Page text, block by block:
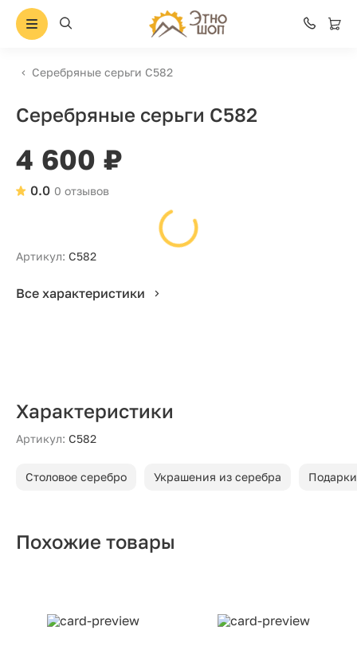
Серебряные серьги С582
Серебряные серьги С582
4 600 ₽
0 отзывов
0.0
Артикул: С582
Все характеристики
Характеристики
Артикул: С582
Столовое серебро Украшения из серебра
Похожие товары